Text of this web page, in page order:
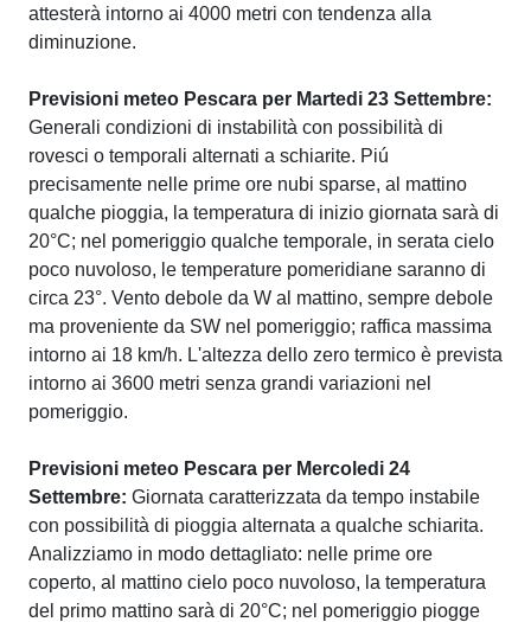
attesterà intorno ai 4000 metri con tendenza alla
diminuzione.
Previsioni meteo Pescara per Martedi 23 Settembre:
Generali condizioni di instabilità con possibilità di
rovesci o temporali alternati a schiarite. Piú
precisamente nelle prime ore nubi sparse, al mattino
qualche pioggia, la temperatura di inizio giornata sarà di
20°C; nel pomeriggio qualche temporale, in serata cielo
poco nuvoloso, le temperature pomeridiane saranno di
circa 23°. Vento debole da W al mattino, sempre debole
ma proveniente da SW nel pomeriggio; raffica massima
intorno ai 18 km/h. L'altezza dello zero termico è prevista
intorno ai 3600 metri senza grandi variazioni nel
pomeriggio.
Previsioni meteo Pescara per Mercoledi 24
Settembre: Giornata caratterizzata da tempo instabile
con possibilità di pioggia alternata a qualche schiarita.
Analizziamo in modo dettagliato: nelle prime ore
coperto, al mattino cielo poco nuvoloso, la temperatura
del primo mattino sarà di 20°C; nel pomeriggio piogge